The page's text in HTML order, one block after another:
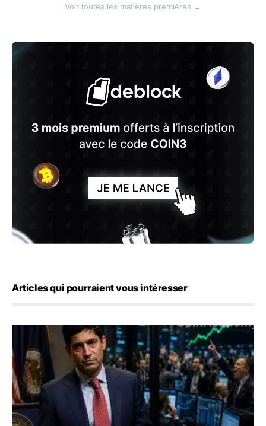
Voir toutes les matières premières →
Articles qui pourraient vous intéresser
Emploi américain : 23 000 postes détruits en juillet, les